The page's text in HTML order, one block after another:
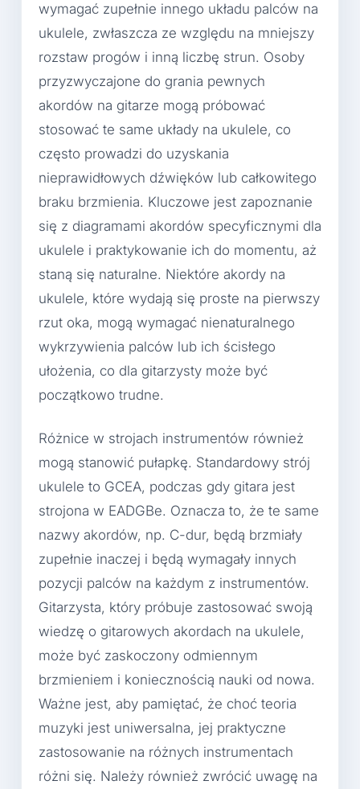
wymagać zupełnie innego układu palców na
ukulele, zwłaszcza ze względu na mniejszy
rozstaw progów i inną liczbę strun. Osoby
przyzwyczajone do grania pewnych
akordów na gitarze mogą próbować
stosować te same układy na ukulele, co
często prowadzi do uzyskania
nieprawidłowych dźwięków lub całkowitego
braku brzmienia. Kluczowe jest zapoznanie
się z diagramami akordów specyficznymi dla
ukulele i praktykowanie ich do momentu, aż
staną się naturalne. Niektóre akordy na
ukulele, które wydają się proste na pierwszy
rzut oka, mogą wymagać nienaturalnego
wykrzywienia palców lub ich ścisłego
ułożenia, co dla gitarzysty może być
początkowo trudne.
Różnice w strojach instrumentów również
mogą stanowić pułapkę. Standardowy strój
ukulele to GCEA, podczas gdy gitara jest
strojona w EADGBe. Oznacza to, że te same
nazwy akordów, np. C-dur, będą brzmiały
zupełnie inaczej i będą wymagały innych
pozycji palców na każdym z instrumentów.
Gitarzysta, który próbuje zastosować swoją
wiedzę o gitarowych akordach na ukulele,
może być zaskoczony odmiennym
brzmieniem i koniecznością nauki od nowa.
Ważne jest, aby pamiętać, że choć teoria
muzyki jest uniwersalna, jej praktyczne
zastosowanie na różnych instrumentach
różni się. Należy również zwrócić uwagę na